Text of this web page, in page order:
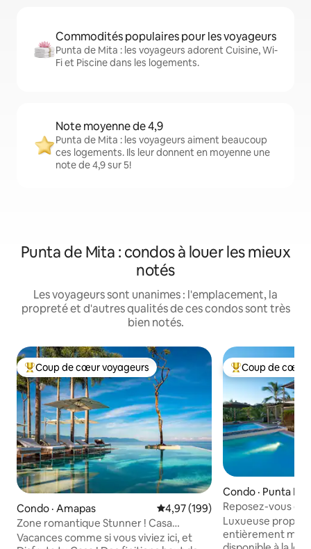
Commodités populaires pour les voyageurs
Punta de Mita : les voyageurs adorent Cuisine, Wi-
Fi et Piscine dans les logements.
Note moyenne de 4,9
Punta de Mita : les voyageurs aiment beaucoup
ces logements. Ils leur donnent en moyenne une
note de 4,9 sur 5!
Punta de Mita : condos à louer les mieux
notés
Les voyageurs sont unanimes : l'emplacement, la
propreté et d'autres qualités de ces condos sont très
bien notés.
Coup de cœur voyageurs parmi les plus aimés
Coup de cœur voyageurs
Condo · Amapas Note moyenne de 4,97 sur 5,
4,97 (199)
Zone romantique Stunner ! Casa
Disfruto PV @ PIER|57
Vacances comme si vous viviez ici, et
Coup de cœur
Coup de cœur
Condo · Punta
Reposez-vous
Luxueuse
entièrement